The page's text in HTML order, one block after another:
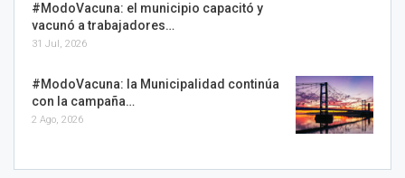
#ModoVacuna: el municipio capacitó y
vacunó a trabajadores…
31 Jul, 2026
#ModoVacuna: la Municipalidad continúa
con la campaña…
2 Ago, 2026